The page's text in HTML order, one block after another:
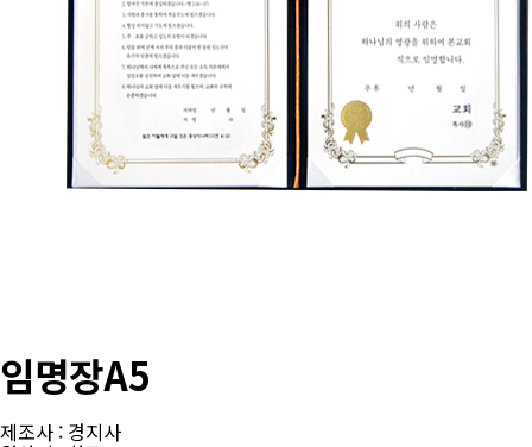
임명장A5
제조사 : 경지사